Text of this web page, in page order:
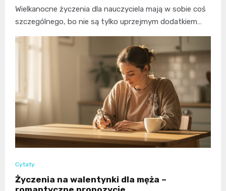
Wielkanocne życzenia dla nauczyciela mają w sobie coś
szczególnego, bo nie są tylko uprzejmym dodatkiem…
Cytaty
Życzenia na walentynki dla męża –